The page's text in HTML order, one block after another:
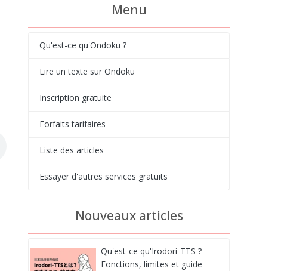
Menu
Qu'est-ce qu'Ondoku ?
Lire un texte sur Ondoku
Inscription gratuite
Forfaits tarifaires
Liste des articles
Essayer d'autres services gratuits
Nouveaux articles
Qu'est-ce qu'Irodori-TTS ?
Fonctions, limites et guide